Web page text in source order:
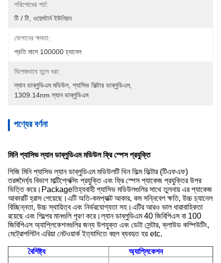
পরিশোধের শর্ত:
টি / টি, ওয়েস্টার্ন ইউনিয়ন
যোগানের ক্ষমতা:
প্রতি মাসে 100000 চ্যানেল
বিশেষভাবে তুলে ধরা:
ল্যান ডাব্লুডিএম মডিউল প্যাসিভ ফিল্টার ডাব্লুডিএম,
1309.14nm ল্যান ডাব্লুডিএম
পণ্যের বর্ণনা
মিনি প্যাসিভ ল্যান ডাব্লুডিএম মডিউল ফ্রি স্পেস প্রযুক্তি
গিজি মিনি প্যাসিভ ল্যান ডাব্লুডিএম মডিউলটি থিন ফিল্ম ফিল্টার (টিএফএফ)
তরঙ্গদৈর্ঘ্য বিভাগ মাল্টিপ্লেক্সিং প্রযুক্তি এবং ফ্রি স্পেস প্যাকেজ প্রযুক্তির উপর
ভিত্তি করে।Packageতিহ্যবাহী প্যাসিভ মডিউলগুলির সাথে তুলনায় এর প্যাকেজ
আকারটি হ্রাস পেয়েছে।এটি অতি-কমপ্যাক্ট আকার, কম সন্নিবেশ ক্ষতি, উচ্চ চ্যানেল
বিচ্ছিন্নতা, উচ্চ স্থায়িত্ব এবং নির্ভরযোগ্যতা সহ।এটির আরও ভাল ধারাবাহিকতা
রয়েছে এবং শিল্পের মানগুলি পূরণ করে।ল্যান ডাব্লুডিএম 40 জিবিপিএস বা 100
জিবিপিএস অ্যাপ্লিকেশনগুলির জন্য উপযুক্ত এবং ডেটা সেন্টার, ক্লাউড কম্পিউটিং,
মেট্রোপলিটন এরিয়া নেটওয়ার্ক ইত্যাদিতে বহুল ব্যবহৃত হয় etc.
বৈশিষ্ট্য
অ্যাপ্লিকেশন